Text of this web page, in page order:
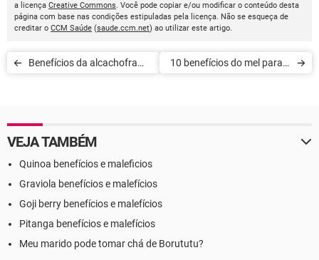
a licença Creative Commons. Você pode copiar e/ou modificar o conteúdo desta
página com base nas condições estipuladas pela licença. Não se esqueça de
creditar o CCM Saúde (saude.ccm.net) ao utilizar este artigo.
Benefícios da alcachofra
10 benefícios do mel para a
VEJA TAMBÉM
Quinoa benefícios e maleficios
Graviola benefícios e malefícios
Goji berry benefícios e malefícios
Pitanga benefícios e malefícios
Meu marido pode tomar chá de Borututu?